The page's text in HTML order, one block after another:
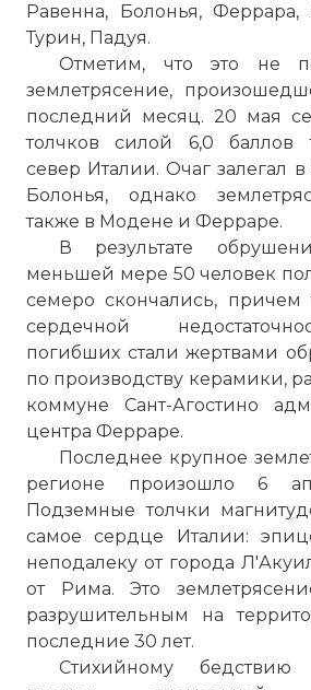
Равенна, Болонья,
Турин, Падуя.
Отметим, что это не
землетрясение,
последний месяц. 20 мая
толчков силой 6,0 баллов
север Италии. Очаг залегал
Болонья, однако
также в Модене и Ферраре.
В результате
меньшей мере 50 человек
семеро скончались, причем
сердечной
погибших стали жертвами
по производству керамики,
коммуне Сант-Агостино
центра Ферраре.
Последнее крупное
регионе произошло 6
Подземные толчки
самое сердце Италии:
неподалеку от города
от Рима. Это
разрушительным на
последние 30 лет.
Стихийному бедствию